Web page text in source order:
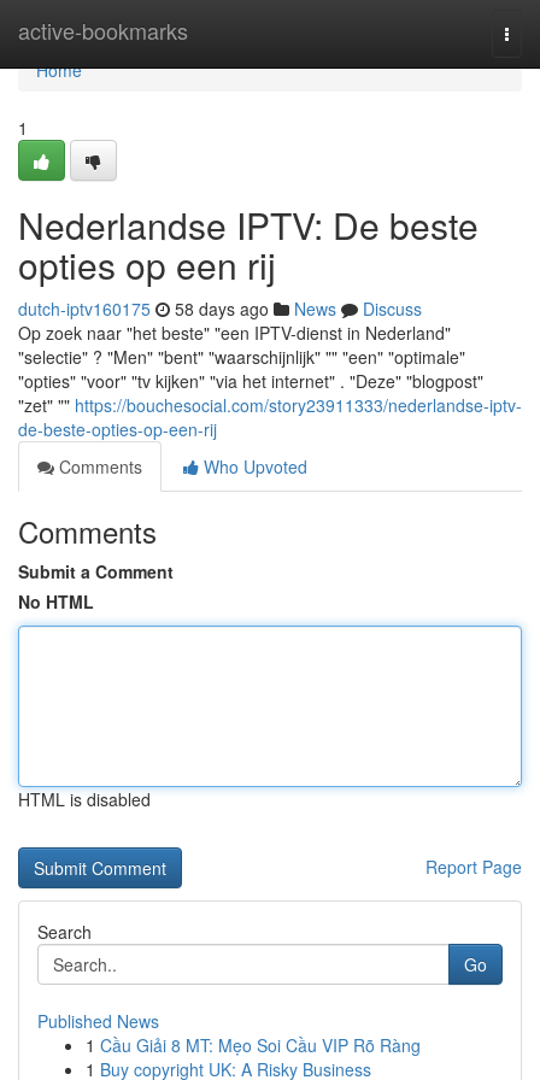
active-bookmarks
Home
Home
1
Nederlandse IPTV: De beste
opties op een rij
dutch-iptv160175 58 days ago News
Discuss
Op zoek naar "het beste" "een IPTV-dienst in Nederland"
"selectie" ? "Men" "bent" "waarschijnlijk" "" "een" "optimale"
"opties" "voor" "tv kijken" "via het internet" . "Deze" "blogpost"
"zet" "" https://bouchesocial.com/story23911333/nederlandse-iptv-
de-beste-opties-op-een-rij
Comments
Who Upvoted
Comments
Submit a Comment
No HTML
HTML is disabled
Report Page
Search
Go
Published News
1 Cầu Giải 8 MT: Mẹo Soi Cầu VIP Rõ Ràng
1 Buy copyright UK: A Risky Business